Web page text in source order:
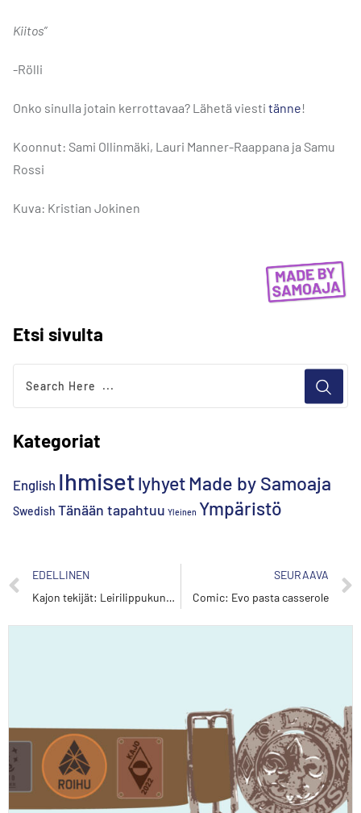
Kiitos”
-Rölli
Onko sinulla jotain kerrottavaa? Lähetä viesti tänne!
Koonnut: Sami Ollinmäki, Lauri Manner-Raappana ja Samu
Rossi
Kuva: Kristian Jokinen
Etsi sivulta
Kategoriat
English Ihmisetlyhyet Made by Samoaja
Swedish Tänään tapahtuu Yleinen Ympäristö
EDELLINEN
Kajon tekijät: Leirilippukunnan ohjelmajohtaja
SEURAAVA
Comic: Evo pasta casserole